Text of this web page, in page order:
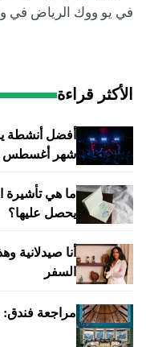
في يو ووك الرياض في
الأكثر قراءة
أفضل أنشطة
شهر أغسطس 2026
ما هي تأشيرة
يحصل عليها؟
السفر
مراجعة فندق: